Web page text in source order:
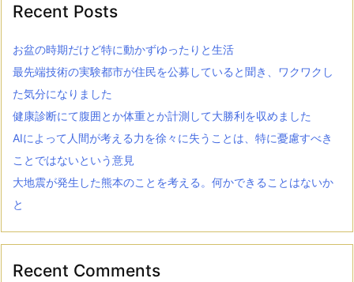
Recent Posts
お盆の時期だけど特に動かずゆったりと生活
最先端技術の実験都市が住民を公募していると聞き、ワクワクし
た気分になりました
健康診断にて腹囲とか体重とか計測して大勝利を収めました
AIによって人間が考える力を徐々に失うことは、特に憂慮すべき
ことではないという意見
大地震が発生した熊本のことを考える。何かできることはないか
と
Recent Comments